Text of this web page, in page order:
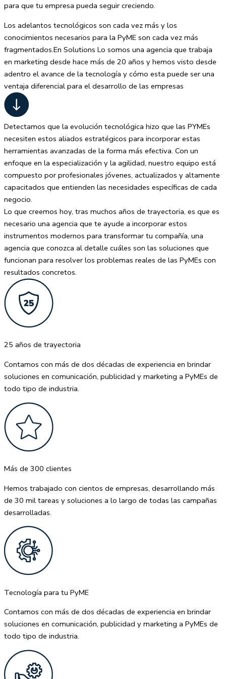
para que tu empresa pueda seguir creciendo.
Los adelantos tecnológicos son cada vez más y los
conocimientos necesarios para la PyME son cada vez más
fragmentados.En Solutions Lo somos una agencia que trabaja
en marketing desde hace más de 20 años y hemos visto desde
adentro el avance de la tecnología y cómo esta puede ser una
ventaja diferencial para el desarrollo de las empresas
Detectamos que la evolución tecnológica hizo que las PYMEs
necesiten estos aliados estratégicos para incorporar estas
herramientas avanzadas de la forma más efectiva. Con un
enfoque en la especialización y la agilidad, nuestro equipo está
compuesto por profesionales jóvenes, actualizados y altamente
capacitados que entienden las necesidades específicas de cada
negocio.
Lo que creemos hoy, tras muchos años de trayectoria, es que es
necesario una agencia que te ayude a incorporar estos
instrumentos modernos para transformar tu compañía, una
agencia que conozca al detalle cuáles son las soluciones que
funcionan para resolver los problemas reales de las PyMEs con
resultados concretos.
25 años de trayectoria
Contamos con más de dos décadas de experiencia en brindar
soluciones en comunicación, publicidad y marketing a PyMEs de
todo tipo de industria.
Más de 300 clientes
Hemos trabajado con cientos de empresas, desarrollando más
de 30 mil tareas y soluciones a lo largo de todas las campañas
desarrolladas.
Tecnología para tu PyME
Contamos con más de dos décadas de experiencia en brindar
soluciones en comunicación, publicidad y marketing a PyMEs de
todo tipo de industria.